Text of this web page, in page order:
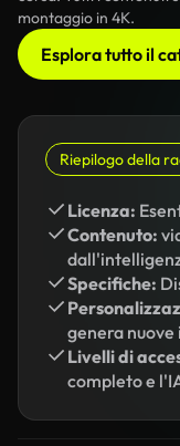
montaggio in 4K.
Esplora tutto il
Riepilogo della
Licenza:
Contenuto:
Specifiche:
genera
Livelli di
completo e